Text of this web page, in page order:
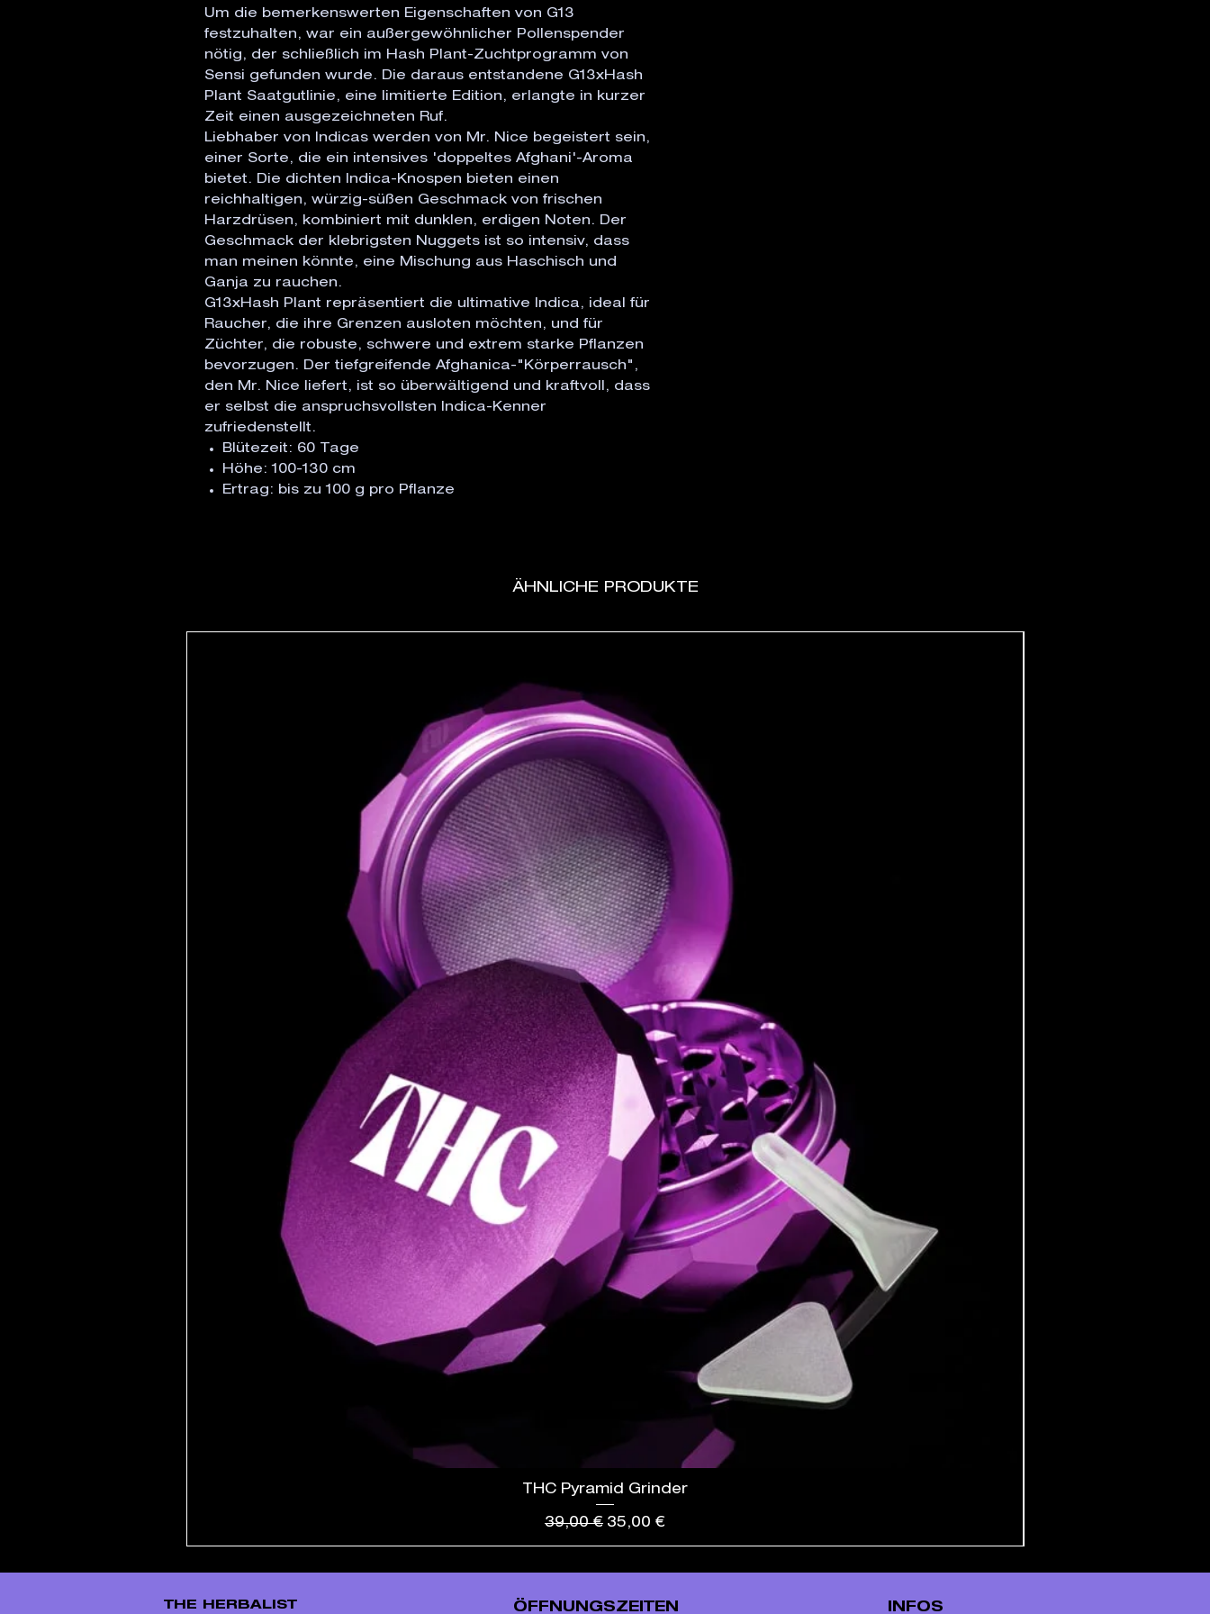
Um die bemerkenswerten Eigenschaften von G13
festzuhalten, war ein außergewöhnlicher Pollenspender
nötig, der schließlich im Hash Plant-Zuchtprogramm von
Sensi gefunden wurde. Die daraus entstandene G13xHash
Plant Saatgutlinie, eine limitierte Edition, erlangte in kurzer
Zeit einen ausgezeichneten Ruf.
Liebhaber von Indicas werden von Mr. Nice begeistert sein,
einer Sorte, die ein intensives 'doppeltes Afghani'-Aroma
bietet. Die dichten Indica-Knospen bieten einen
reichhaltigen, würzig-süßen Geschmack von frischen
Harzdrüsen, kombiniert mit dunklen, erdigen Noten. Der
Geschmack der klebrigsten Nuggets ist so intensiv, dass
man meinen könnte, eine Mischung aus Haschisch und
Ganja zu rauchen.
G13xHash Plant repräsentiert die ultimative Indica, ideal für
Raucher, die ihre Grenzen ausloten möchten, und für
Züchter, die robuste, schwere und extrem starke Pflanzen
bevorzugen. Der tiefgreifende Afghanica-"Körperrausch",
den Mr. Nice liefert, ist so überwältigend und kraftvoll, dass
er selbst die anspruchsvollsten Indica-Kenner
zufriedenstellt.
Blütezeit: 60 Tage
Höhe: 100-130 cm
Ertrag: bis zu 100 g pro Pflanze
ÄHNLICHE PRODUKTE
THC Pyramid Grinder
Standardpreis
39,00 € Sale-Preis
35,00 €
THE HERBALIST ÖFFNUNGSZEITEN INFOS